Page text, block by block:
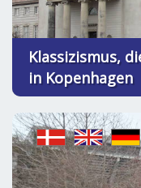
Klassizismus,
in Kopenhagen